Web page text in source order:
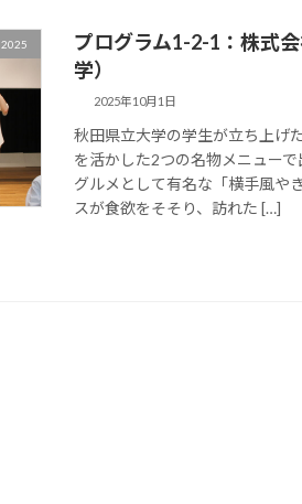
2025
プログラム1-2-1：株式
学）
2025年10月1日
秋田県立大学の学生が立ち上げ
を活かした2つの名物メニュー
グルメとして有名な「横手風や
スが食欲をそそり、訪れた […]